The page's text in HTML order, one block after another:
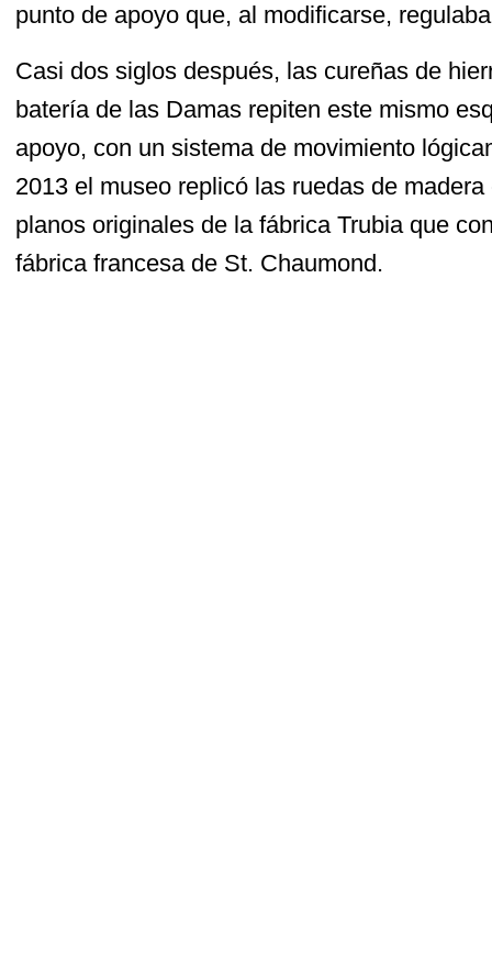
punto de apoyo que, al modificarse,
Casi dos siglos después, las cureñas de
batería de las Damas repiten este mismo
apoyo, con un sistema de movimiento
2013 el museo replicó las ruedas de
planos originales de la fábrica Trubia que
fábrica francesa de St. Chaumond.